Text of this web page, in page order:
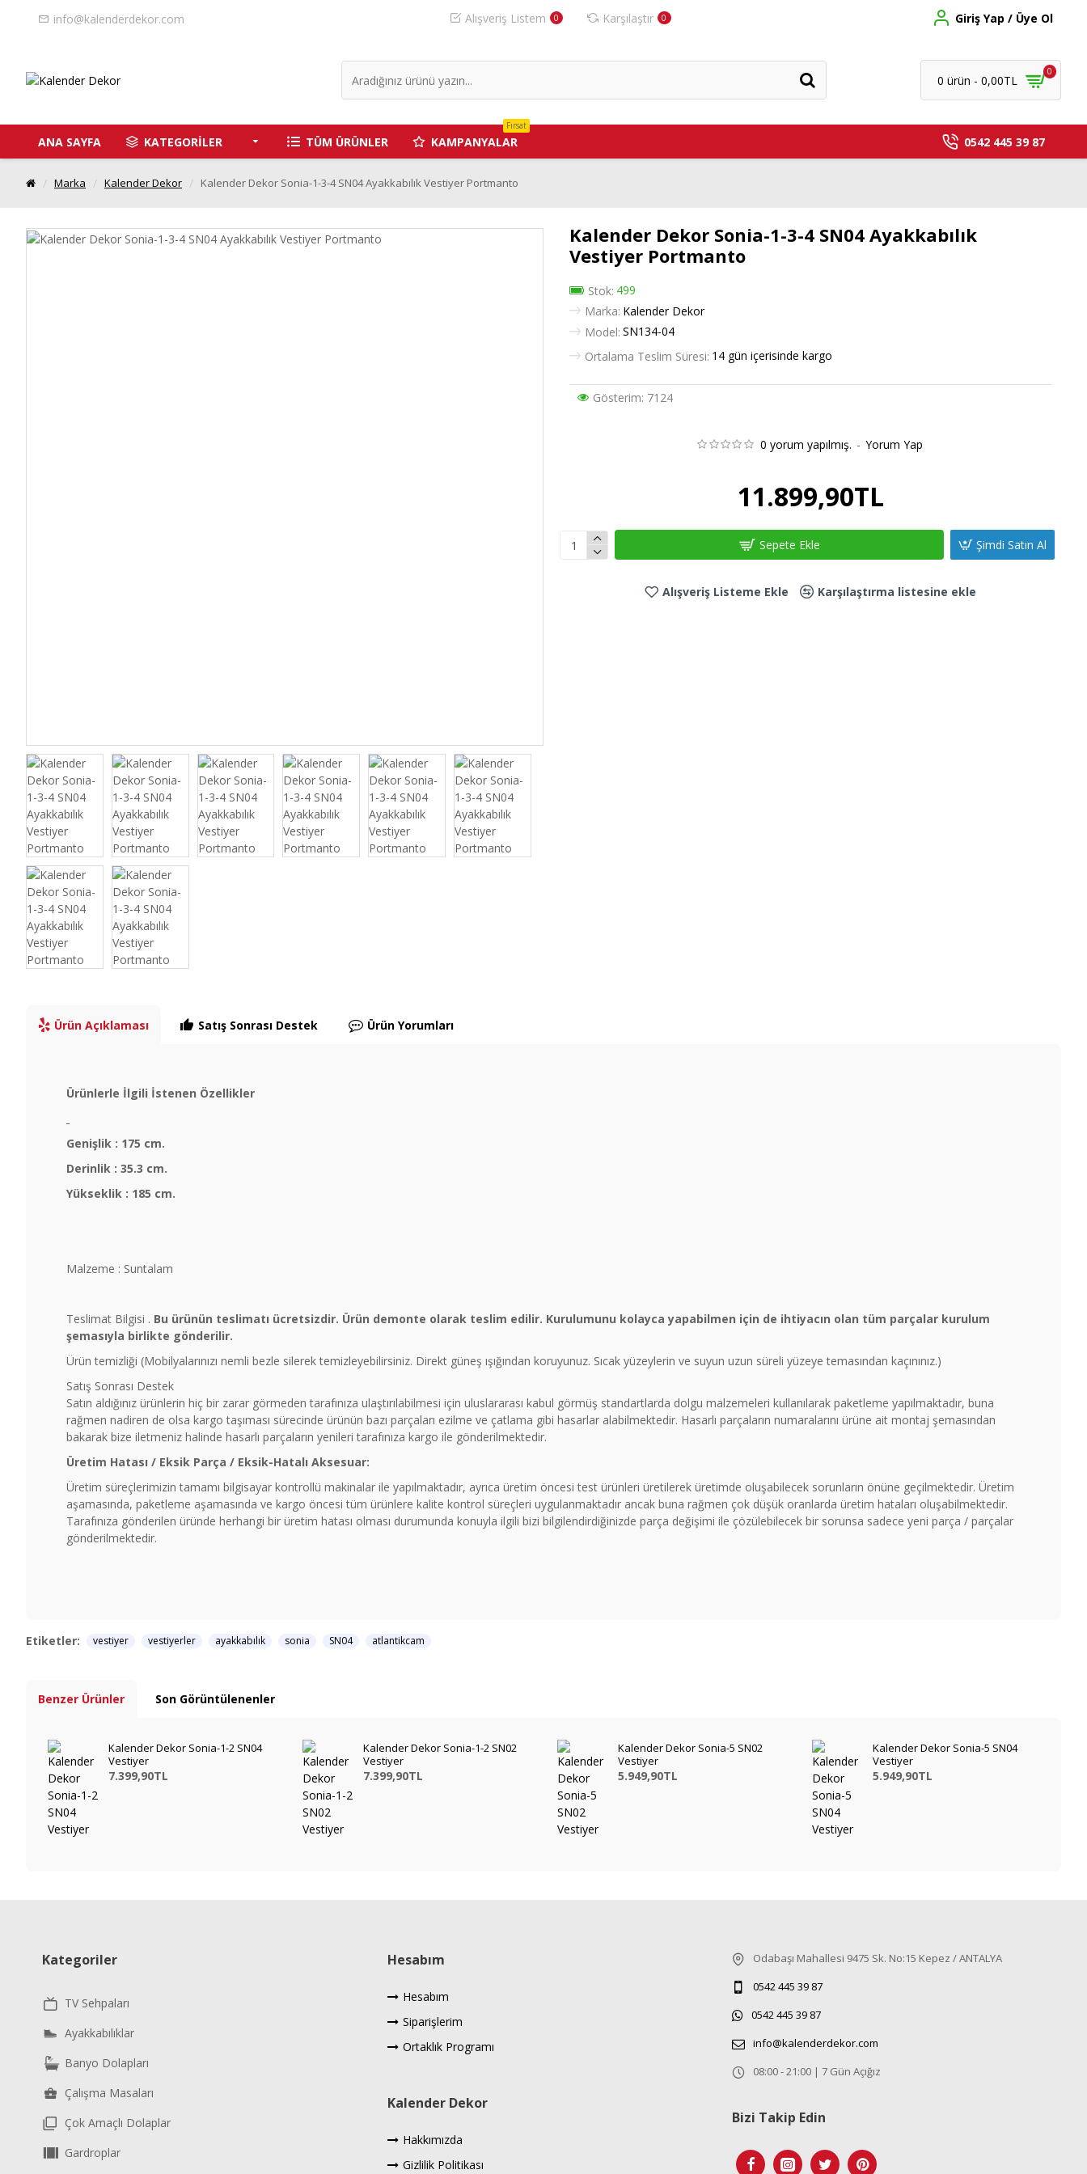
info@kalenderdekor.com Alışveriş Listem 0 Karşılaştır 0 Giriş Yap / Üye Ol
0 ürün - 0,00TL
0
ANA SAYFA KATEGORİLER TÜM ÜRÜNLER KAMPANYALAR
Fırsat
0542 445 39 87
Marka Kalender Dekor Kalender Dekor Sonia-1-3-4 SN04 Ayakkabılık Vestiyer Portmanto
Kalender Dekor Sonia-1-3-4 SN04 Ayakkabılık
Vestiyer Portmanto
Stok: 499
Marka: Kalender Dekor
Model: SN134-04
Ortalama Teslim Süresi: 14 gün içerisinde kargo
Gösterim: 7124
0 yorum yapılmış. - Yorum Yap
11.899,90TL
Sepete Ekle Şimdi Satın Al
Alışveriş Listeme Ekle Karşılaştırma listesine ekle
Ürün Açıklaması Satış Sonrası Destek Ürün Yorumları
Ürünlerle İlgili İstenen Özellikler
Genişlik : 175 cm.
Derinlik : 35.3 cm.
Yükseklik : 185 cm.
Malzeme : Suntalam
Teslimat Bilgisi . Bu ürünün teslimatı ücretsizdir. Ürün demonte olarak teslim edilir. Kurulumunu kolayca yapabilmen için de ihtiyacın olan tüm parçalar kurulum
şemasıyla birlikte gönderilir.
Ürün temizliği (Mobilyalarınızı nemli bezle silerek temizleyebilirsiniz. Direkt güneş ışığından koruyunuz. Sıcak yüzeylerin ve suyun uzun süreli yüzeye temasından kaçınınız.)
Satış Sonrası Destek
Satın aldığınız ürünlerin hiç bir zarar görmeden tarafınıza ulaştırılabilmesi için uluslararası kabul görmüş standartlarda dolgu malzemeleri kullanılarak paketleme yapılmaktadır, buna
rağmen nadiren de olsa kargo taşıması sürecinde ürünün bazı parçaları ezilme ve çatlama gibi hasarlar alabilmektedir. Hasarlı parçaların numaralarını ürüne ait montaj şemasından
bakarak bize iletmeniz halinde hasarlı parçaların yenileri tarafınıza kargo ile gönderilmektedir.
Üretim Hatası / Eksik Parça / Eksik-Hatalı Aksesuar:
Üretim süreçlerimizin tamamı bilgisayar kontrollü makinalar ile yapılmaktadır, ayrıca üretim öncesi test ürünleri üretilerek üretimde oluşabilecek sorunların önüne geçilmektedir. Üretim
aşamasında, paketleme aşamasında ve kargo öncesi tüm ürünlere kalite kontrol süreçleri uygulanmaktadır ancak buna rağmen çok düşük oranlarda üretim hataları oluşabilmektedir.
Tarafınıza gönderilen üründe herhangi bir üretim hatası olması durumunda konuyla ilgili bizi bilgilendirdiğinizde parça değişimi ile çözülebilecek bir sorunsa sadece yeni parça / parçalar
gönderilmektedir.
Etiketler: vestiyer vestiyerler ayakkabılık sonia SN04 atlantikcam
Benzer Ürünler Son Görüntülenenler
Kalender Dekor Sonia-1-2 SN04
Vestiyer
7.399,90TL
Kalender Dekor Sonia-1-2 SN02
Vestiyer
7.399,90TL
Kalender Dekor Sonia-5 SN02
Vestiyer
5.949,90TL
Kalender Dekor Sonia-5 SN04
Vestiyer
5.949,90TL
Kategoriler
TV Sehpaları
Ayakkabılıklar
Banyo Dolapları
Çalışma Masaları
Çok Amaçlı Dolaplar
Gardroplar
Hesabım
Hesabım
Siparişlerim
Ortaklık Programı
Kalender Dekor
Hakkımızda
Gizlilik Politikası
Odabaşı Mahallesi 9475 Sk. No:15 Kepez / ANTALYA
0542 445 39 87
0542 445 39 87
info@kalenderdekor.com
08:00 - 21:00 | 7 Gün Açığız
Bizi Takip Edin